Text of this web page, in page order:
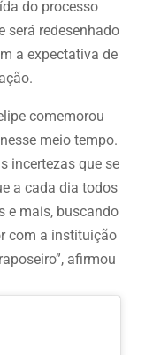
do processo
será redesenhado
a expectativa de
comemorou
meio tempo.
incertezas que se
a cada dia todos
e mais, buscando
com a instituição
afirmou